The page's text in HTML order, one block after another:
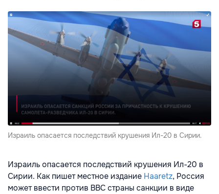
Израиль опасается последствий крушения Ил-20 в Сирии.
Израиль опасается последствий крушения Ил-20 в
Сирии. Как пишет местное издание Haaretz, Россия
может ввести против ВВС страны санкции в виде